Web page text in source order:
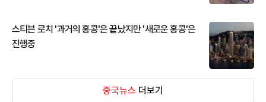
스티븐 로치 '과거의 홍콩'은 끝났지만 '새로운 홍콩'은
진행중
중국뉴스 더보기